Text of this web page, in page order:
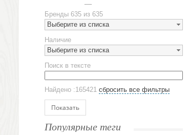
Наборы посуды
Предметы сервировки
Стаканы
Эко кружки
ЕВРОПОСУДА
Аксессуары
Ежедневники и блокноты
Датированные ежедневники
Бренды 635 из 635
Выберите из списка
Наличие
Выберите из списка
Поиск в тексте
Найдено :165421 сбросить все фильтры
Показать
Популярные теги